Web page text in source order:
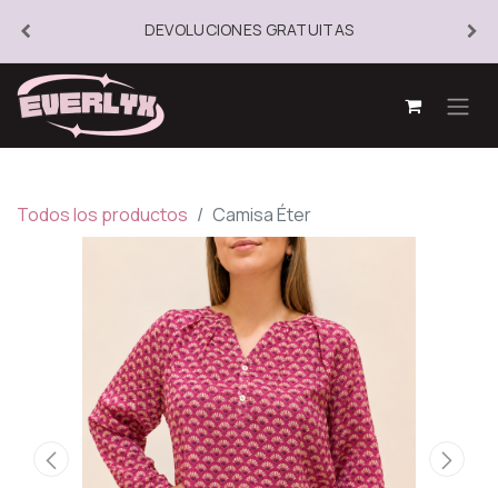
DEVOLUCIONES GRATUITAS
Todos los productos Camisa Éter